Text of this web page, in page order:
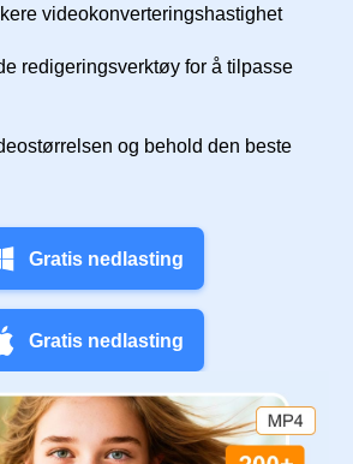
videokonverteringshastighet
redigeringsverktøy for å tilpasse
og behold den beste
Gratis nedlasting
Gratis nedlasting